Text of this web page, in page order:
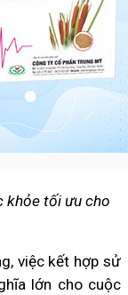
khỏe tối ưu cho
việc kết hợp sử
lớn cho cuộc